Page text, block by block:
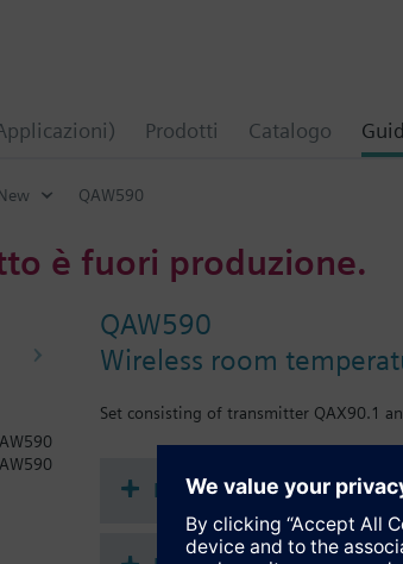
Prodotti Catalogo
QAW590
è fuori produzione.
QAW590
Wireless room
Set consisting of transmitter QAX90.1
Documenti